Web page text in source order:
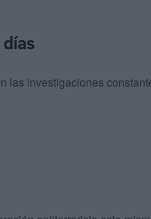
las investigaciones